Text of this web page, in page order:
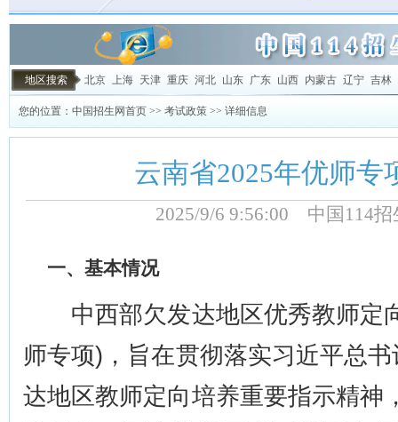
地区搜索 北京 上海 天津 重庆 河北 山东 广东 山西 内蒙古 辽宁 吉林
您的位置： 中国招生网首页 >> 考试政策 >> 详细信息
云南省2025年优师专
2025/9/6 9:56:00 中国114招
一、基本情况
中西部欠发达地区优秀教师定
师专项)，旨在贯彻落实习近平总
达地区教师定向培养重要指示精神